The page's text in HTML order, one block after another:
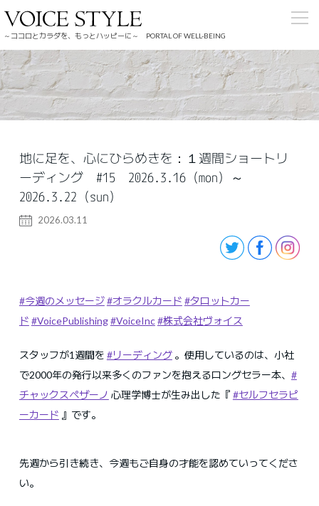
～ココロとカラダを、もっとハッピーに～ PORTAL OF WELL-BEING
地に足を、心にひらめきを：１週間ショートリ
ーディング #15 2026.3.16（mon）～
2026.3.22（sun）
2026.03.11
#今週のメッセージ#オラクルカード #タロットカー
ド #VoicePublishing#VoiceInc#株式会社ヴォイス
スタッフが1週間を #リーディング。使用しているのは、小社
で2000年の発行以来多くのファンを抱えるロングセラー本、 #
チャックスペザーノ 心理学博士が生み出した『 #セルフセラピ
ーカード 』です。
先週から引き続き、今週もご自身の才能を認めていってくださ
い。